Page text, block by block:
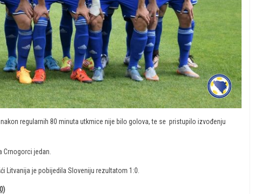
nakon regularnih 80 minuta utkmice nije bilo golova, te se pristupilo izvođenju
Crnogorci jedan.
Litvanija je pobijedila Sloveniju rezultatom 1:0.